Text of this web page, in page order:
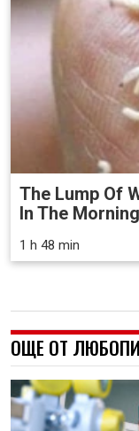
The Lump Of
In The
1 h 48 min
ОЩЕ ОТ